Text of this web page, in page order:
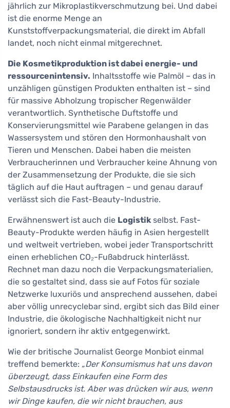
jährlich zur Mikroplastikverschmutzung bei. Und dabei
ist die enorme Menge an
Kunststoffverpackungsmaterial, die direkt im Abfall
landet, noch nicht einmal mitgerechnet.
Die Kosmetikproduktion ist dabei energie- und
ressourcenintensiv. Inhaltsstoffe wie Palmöl – das in
unzähligen günstigen Produkten enthalten ist – sind
für massive Abholzung tropischer Regenwälder
verantwortlich. Synthetische Duftstoffe und
Konservierungsmittel wie Parabene gelangen in das
Wassersystem und stören den Hormonhaushalt von
Tieren und Menschen. Dabei haben die meisten
Verbraucherinnen und Verbraucher keine Ahnung von
der Zusammensetzung der Produkte, die sie sich
täglich auf die Haut auftragen – und genau darauf
verlässt sich die Fast-Beauty-Industrie.
Erwähnenswert ist auch die Logistik selbst. Fast-
Beauty-Produkte werden häufig in Asien hergestellt
und weltweit vertrieben, wobei jeder Transportschritt
einen erheblichen CO₂-Fußabdruck hinterlässt.
Rechnet man dazu noch die Verpackungsmaterialien,
die so gestaltet sind, dass sie auf Fotos für soziale
Netzwerke luxuriös und ansprechend aussehen, dabei
aber völlig unrecyclebar sind, ergibt sich das Bild einer
Industrie, die ökologische Nachhaltigkeit nicht nur
ignoriert, sondern ihr aktiv entgegenwirkt.
Wie der britische Journalist George Monbiot einmal
treffend bemerkte: „Der Konsumismus hat uns davon
überzeugt, dass Einkaufen eine Form des
Selbstausdrucks ist. Aber was drücken wir aus, wenn
wir Dinge kaufen, die wir nicht brauchen, aus